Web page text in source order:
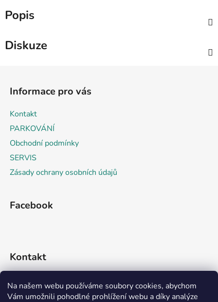
Na našem webu používáme soubory cookies, abychom
Vám umožnili pohodlné prohlížení webu a díky analýze
Popis
Diskuze
Informace pro vás
Kontakt
PARKOVÁNÍ
Obchodní podmínky
SERVIS
Zásady ochrany osobních údajů
Facebook
Kontakt
info@rideko.cz